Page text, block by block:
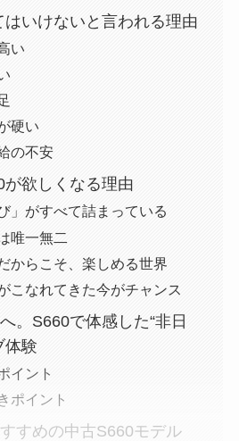
はいけないと言われる理由
い
硬い
の不安
が欲しくなる理由
」がすべて詰まっている
唯一無二
からこそ、楽しめる世界
こなれてきた今がチャンス
。S660で体感した“非日
体験
イント
ポイント
すめの中古S660モデル